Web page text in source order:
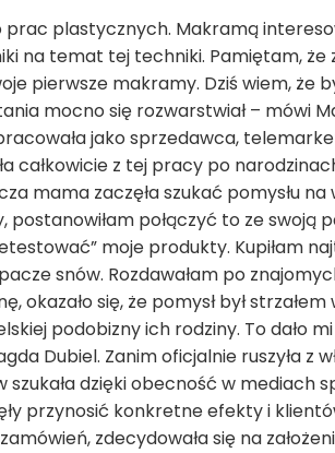
prac plastycznych. Makramą
na temat tej techniki. Pamiętam, że
pierwsze makramy. Dziś wiem, że
mocno się rozwarstwiał – mówi
pracowała jako sprzedawca,
całkowicie z tej pracy po
mama zaczęła szukać pomysłu
postanowiłam połączyć to ze swoją
moje produkty. Kupiłam
snów. Rozdawałam po
okazało się, że pomysł był
podobizny ich rodziny. To dało
Dubiel. Zanim oficjalnie ruszyła z
dzięki obecność w mediach
przynosić konkretne efekty i
zdecydowała się na